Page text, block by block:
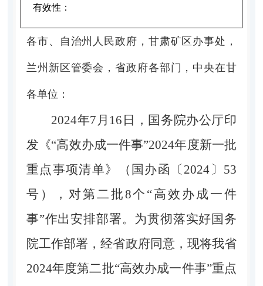
有效性：
各市、自治州人民政府，甘肃矿区办事处，
兰州新区管委会，省政府各部门，中央在甘
各单位：
2024年7月16日，国务院办公厅印
发《“高效办成一件事”2024年度新一批
重点事项清单》（国办函〔2024〕53
号），对第二批8个“高效办成一件
事”作出安排部署。为贯彻落实好国务
院工作部署，经省政府同意，现将我省
2024年度第二批“高效办成一件事”重点